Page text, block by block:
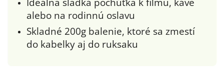
alebo na rodinnú oslavu
Skladné 200g balenie, ktoré sa zmestí
do kabelky aj do ruksaku